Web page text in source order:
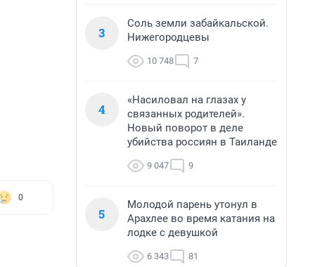
0
3
Соль земли забайкальской.
Нижегородцевы
10 748 7
4
«Насиловал на глазах у
связанных родителей».
Новый поворот в деле
убийства россиян в Таиланде
9 047 9
5
Молодой парень утонул в
Арахлее во время катания на
лодке с девушкой
6 343 81